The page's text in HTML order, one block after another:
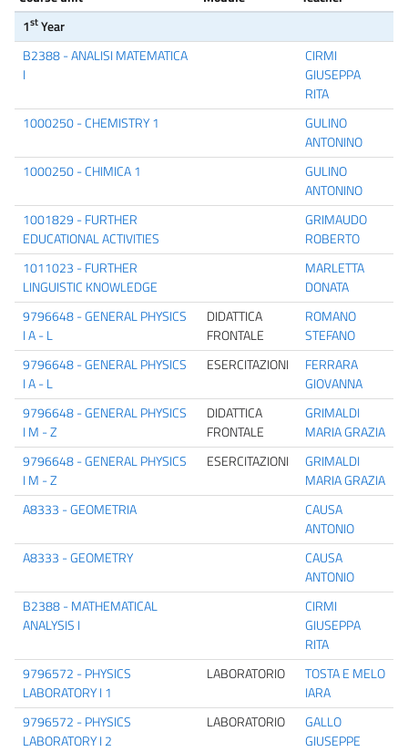
1stYear
B2388 - ANALISI MATEMATICA
I
CIRMI
GIUSEPPA
RITA
1000250 - CHEMISTRY 1
GULINO
ANTONINO
1000250 - CHIMICA 1
GULINO
ANTONINO
1001829 - FURTHER
EDUCATIONAL ACTIVITIES
GRIMAUDO
ROBERTO
1011023 - FURTHER
LINGUISTIC KNOWLEDGE
MARLETTA
DONATA
9796648 - GENERAL PHYSICS
I A - L
DIDATTICA
FRONTALE
ROMANO
STEFANO
9796648 - GENERAL PHYSICS
I A - L
ESERCITAZIONI
FERRARA
GIOVANNA
9796648 - GENERAL PHYSICS
I M - Z
DIDATTICA
FRONTALE
GRIMALDI
MARIA GRAZIA
9796648 - GENERAL PHYSICS
I M - Z
ESERCITAZIONI
GRIMALDI
MARIA GRAZIA
A8333 - GEOMETRIA
CAUSA
ANTONIO
A8333 - GEOMETRY
CAUSA
ANTONIO
B2388 - MATHEMATICAL
ANALYSIS I
CIRMI
GIUSEPPA
RITA
9796572 - PHYSICS
LABORATORY I 1
LABORATORIO
TOSTA E MELO
IARA
9796572 - PHYSICS
LABORATORY I 2
LABORATORIO
GALLO
GIUSEPPE